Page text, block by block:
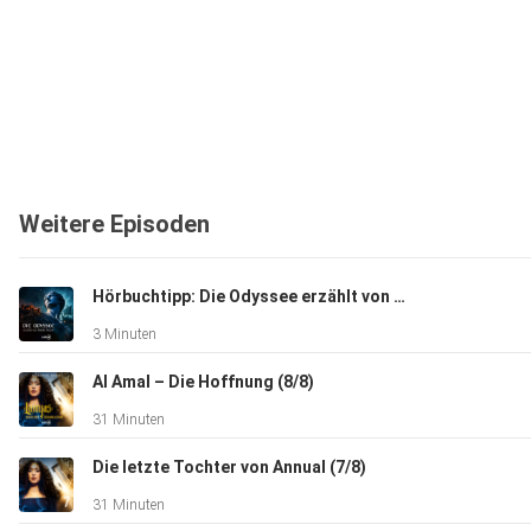
Weitere Episoden
Hörbuchtipp: Die Odyssee erzählt von Meike Rötzer
3 Minuten
Al Amal – Die Hoffnung (8/8)
31 Minuten
Die letzte Tochter von Annual (7/8)
31 Minuten